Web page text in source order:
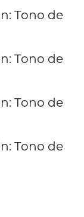
Tono de
Tono de
Tono de
Tono de